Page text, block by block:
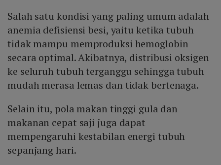
Salah satu kondisi yang paling umum adalah
anemia defisiensi besi, yaitu ketika tubuh
tidak mampu memproduksi hemoglobin
secara optimal. Akibatnya, distribusi oksigen
ke seluruh tubuh terganggu sehingga tubuh
mudah merasa lemas dan tidak bertenaga.
Selain itu, pola makan tinggi gula dan
makanan cepat saji juga dapat
mempengaruhi kestabilan energi tubuh
sepanjang hari.